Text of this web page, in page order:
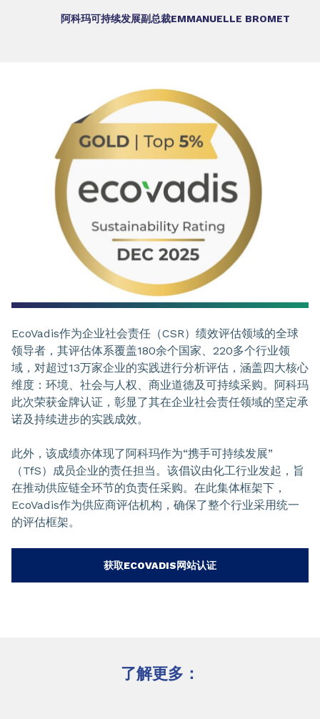
阿科玛可持续发展副总裁EMMANUELLE BROMET
EcoVadis作为企业社会责任（CSR）绩效评估领域的全球
领导者，其评估体系覆盖180余个国家、220多个行业领
域，对超过13万家企业的实践进行分析评估，涵盖四大核心
维度：环境、社会与人权、商业道德及可持续采购。阿科玛
此次荣获金牌认证，彰显了其在企业社会责任领域的坚定承
诺及持续进步的实践成效。
此外，该成绩亦体现了阿科玛作为“携手可持续发展”
（TfS）成员企业的责任担当。该倡议由化工行业发起，旨
在推动供应链全环节的负责任采购。在此集体框架下，
EcoVadis作为供应商评估机构，确保了整个行业采用统一
的评估框架。
获取ECOVADIS网站认证
了解更多：